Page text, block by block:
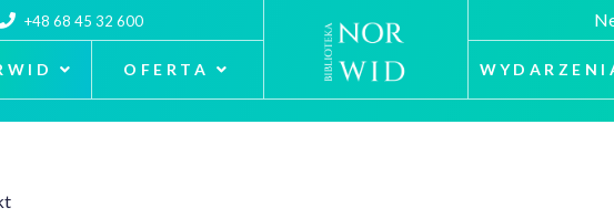
+48 68 45 32 600
OFERTA